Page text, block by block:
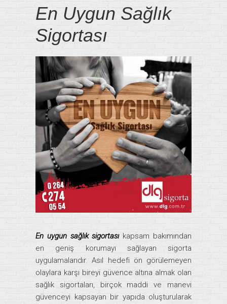
En Uygun Sağlık
Sigortası
En uygun sağlık sigortası kapsam bakımından
en geniş korumayı sağlayan sigorta
uygulamalarıdır. Asıl hedefi ön görülemeyen
olaylara karşı bireyi güvence altına almak olan
sağlık sigortaları, birçok maddi ve manevi
güvenceyi kapsayan bir yapıda oluşturularak